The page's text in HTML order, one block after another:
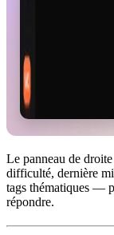
Le panneau de
difficulté, dernière
tags thématiques —
répondre.